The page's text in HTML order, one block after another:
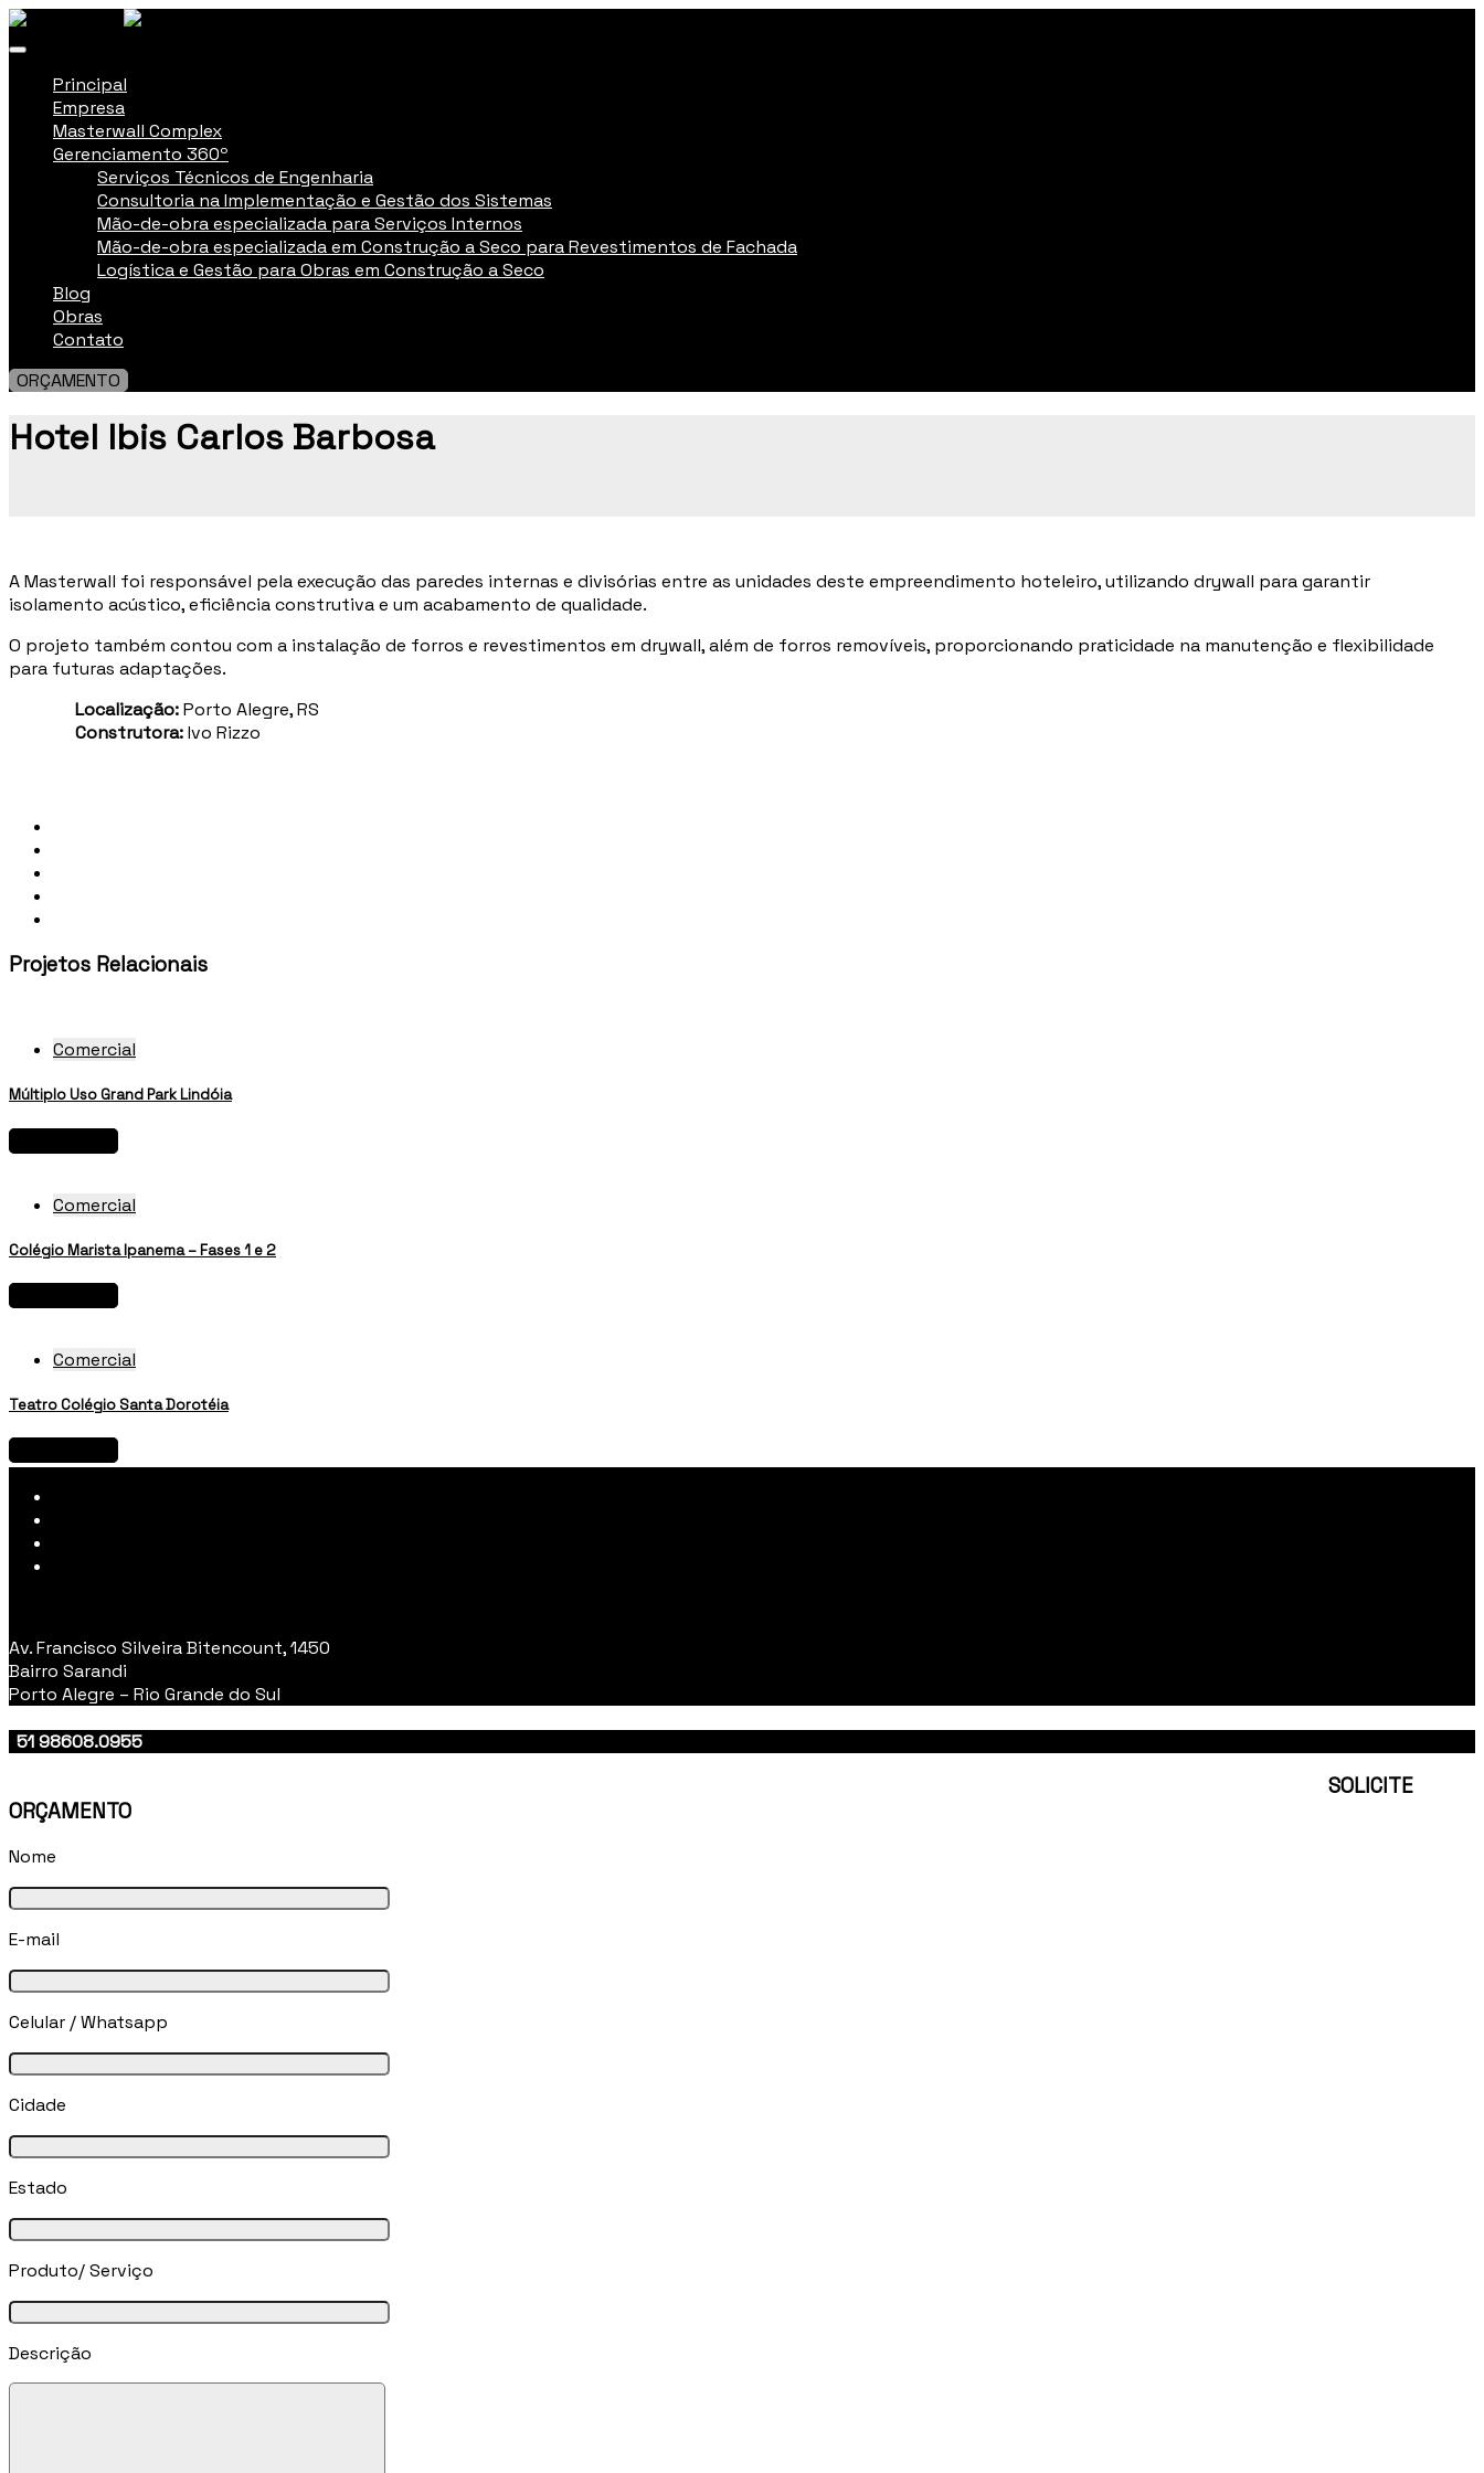
Principal
Empresa
Masterwall Complex
Gerenciamento 360º
Serviços Técnicos de Engenharia
Consultoria na Implementação e Gestão dos Sistemas
Mão-de-obra especializada para Serviços Internos
Mão-de-obra especializada em Construção a Seco para Revestimentos de Fachada
Logística e Gestão para Obras em Construção a Seco
Blog
Obras
Contato
ORÇAMENTO
Hotel Ibis Carlos Barbosa
A Masterwall foi responsável pela execução das paredes internas e divisórias entre as unidades deste empreendimento hoteleiro, utilizando drywall para garantir
isolamento acústico, eficiência construtiva e um acabamento de qualidade.
O projeto também contou com a instalação de forros e revestimentos em drywall, além de forros removíveis, proporcionando praticidade na manutenção e flexibilidade
para futuras adaptações.
Localização:Porto Alegre, RS
Construtora:Ivo Rizzo
Projetos Relacionais
Comercial
Múltiplo Uso Grand Park Lindóia
Comercial
Colégio Marista Ipanema – Fases 1 e 2
Comercial
Teatro Colégio Santa Dorotéia
Av. Francisco Silveira Bitencount, 1450
Bairro Sarandi
Porto Alegre – Rio Grande do Sul
51 98608.0955
SOLICITE
ORÇAMENTO
Nome
E-mail
Celular / Whatsapp
Cidade
Estado
Produto/ Serviço
Descrição